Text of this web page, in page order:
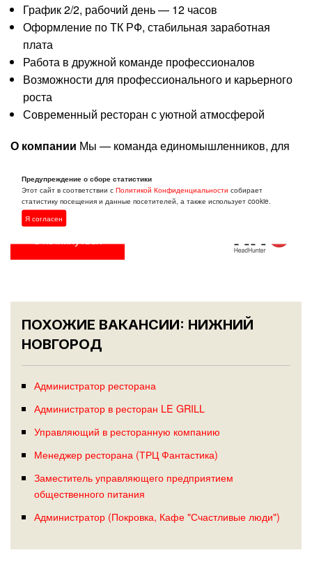
График 2/2, рабочий день — 12 часов
Оформление по ТК РФ, стабильная заработная
плата
Работа в дружной команде профессионалов
Возможности для профессионального и карьерного
роста
Современный ресторан с уютной атмосферой
О компании Мы — команда единомышленников, для
пространство для вдохновения, развития и ярких
эмоций. Присоединяйся и стань частью нашей истории!
ПОХОЖИЕ ВАКАНСИИ: НИЖНИЙ
НОВГОРОД
Администратор ресторана
Администратор в ресторан LE GRILL
Управляющий в ресторанную компанию
Менеджер ресторана (ТРЦ Фантастика)
Заместитель управляющего предприятием
общественного питания
Администратор (Покровка, Кафе "Счастливые люди")
Предупреждение о сборе статистики
Этот сайт в соответствии сПолитикой Конфиденциальности собирает
статистику посещения и данные посетителей, а также использует cookie.
Я согласен